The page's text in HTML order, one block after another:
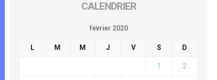
CALENDRIER
février 2020
L M M J V S D
1 2